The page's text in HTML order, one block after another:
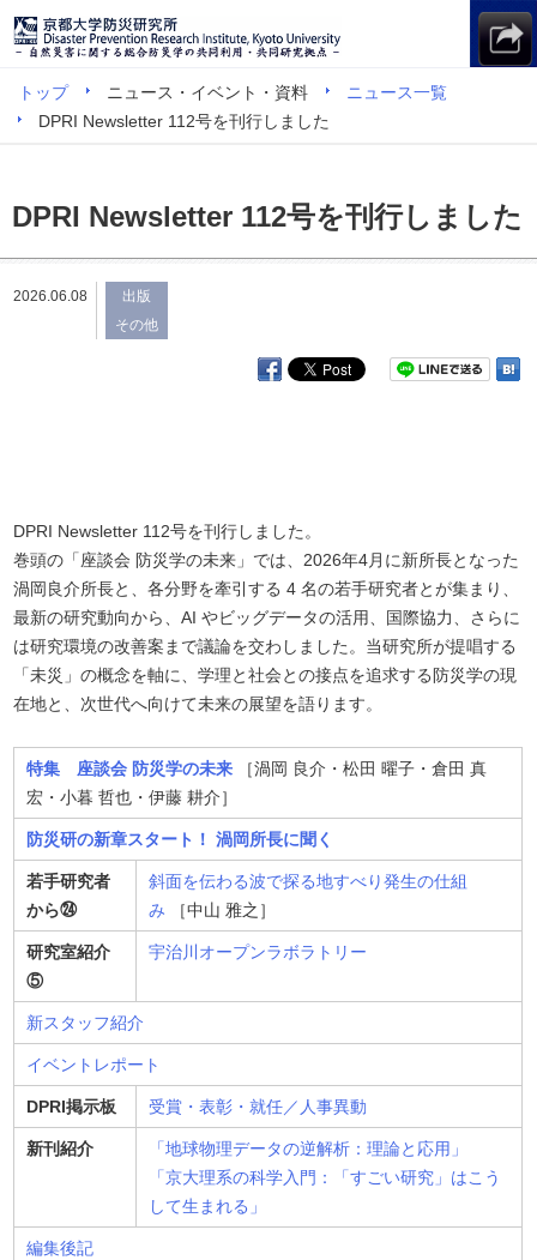
トップ ニュース・イベント・資料
ニュース一覧
DPRI Newsletter 112号を刊行しました
DPRI Newsletter 112号を刊行しました
2026.06.08
出版
その他
DPRI Newsletter 112号を刊行しました。
巻頭の「座談会 防災学の未来」では、2026年4月に新所長となった
渦岡良介所長と、各分野を牽引する 4 名の若手研究者とが集まり、
最新の研究動向から、AI やビッグデータの活用、国際協力、さらに
は研究環境の改善案まで議論を交わしました。当研究所が提唱する
「未災」の概念を軸に、学理と社会との接点を追求する防災学の現
在地と、次世代へ向けて未来の展望を語ります。
特集 座談会 防災学の未来
［渦岡 良介・松田 曜子・倉田 真
宏・小暮 哲也・伊藤 耕介］
防災研の新章スタート！ 渦岡所長に聞く
若手研究者
から㉔
斜面を伝わる波で探る地すべり発生の仕組
み
［中山 雅之］
研究室紹介
⑤
宇治川オープンラボラトリー
新スタッフ紹介
イベントレポート
DPRI掲示板 受賞・表彰・就任／人事異動
新刊紹介
「地球物理データの逆解析：理論と応用」
「京大理系の科学入門：「すごい研究」はこう
して生まれる」
編集後記